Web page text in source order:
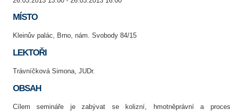
MÍSTO
Kleinův palác, Brno, nám. Svobody 84/15
LEKTOŘI
Trávníčková Simona, JUDr.
OBSAH
Cílem semináře je zabývat se kolizní, hmotněprávní a